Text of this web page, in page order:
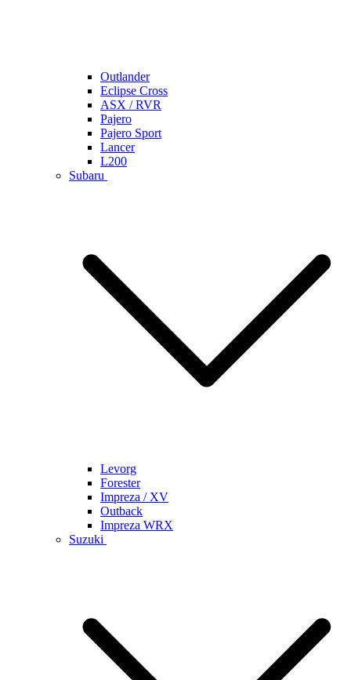
Outlander
Eclipse Cross
ASX / RVR
Pajero
Pajero Sport
Lancer
L200
Subaru
Levorg
Forester
Impreza / XV
Outback
Impreza WRX
Suzuki